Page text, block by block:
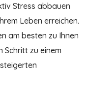
Stress abbauen
Leben erreichen.
am besten zu Ihnen
Schritt zu einem